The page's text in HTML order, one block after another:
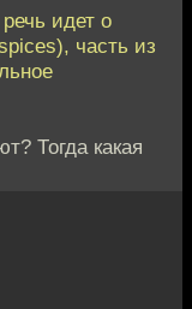
идет о
часть из
Тогда какая